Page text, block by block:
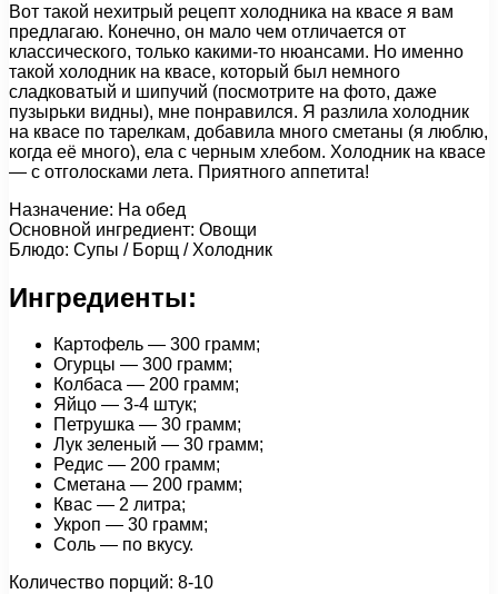
Вот такой нехитрый рецепт холодника на квасе я вам
предлагаю. Конечно, он мало чем отличается от
классического, только какими-то нюансами. Но именно
такой холодник на квасе, который был немного
сладковатый и шипучий (посмотрите на фото, даже
пузырьки видны), мне понравился. Я разлила холодник
на квасе по тарелкам, добавила много сметаны (я люблю,
когда её много), ела с черным хлебом. Холодник на квасе
— с отголосками лета. Приятного аппетита!
Назначение: На обед
Основной ингредиент: Овощи
Блюдо: Супы / Борщ / Холодник
Ингредиенты:
Картофель — 300 грамм;
Огурцы — 300 грамм;
Колбаса — 200 грамм;
Яйцо — 3-4 штук;
Петрушка — 30 грамм;
Лук зеленый — 30 грамм;
Редис — 200 грамм;
Сметана — 200 грамм;
Квас — 2 литра;
Укроп — 30 грамм;
Соль — по вкусу.
Количество порций: 8-10